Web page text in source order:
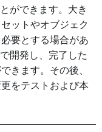
ができます。大き
ットやオブジェク
要とする場合があ
開発し、完了した
きます。その後、
をテストおよび本